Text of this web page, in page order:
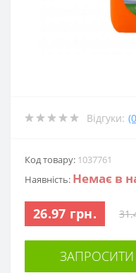
Відгуки:
Код товару: 1037761
Наявність: Немає в
26.97 грн.
ЗАПРОСИТИ